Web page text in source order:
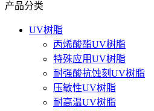
产品分类
UV树脂
丙烯酸酯UV树脂
特殊应用UV树脂
耐强酸抗蚀刻UV树脂
压敏性UV树脂
耐高温UV树脂